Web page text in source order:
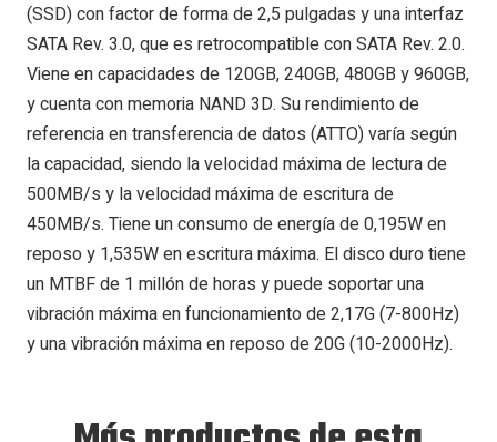
(SSD) con factor de forma de 2,5 pulgadas y una interfaz
SATA Rev. 3.0, que es retrocompatible con SATA Rev. 2.0.
Viene en capacidades de 120GB, 240GB, 480GB y 960GB,
y cuenta con memoria NAND 3D. Su rendimiento de
referencia en transferencia de datos (ATTO) varía según
la capacidad, siendo la velocidad máxima de lectura de
500MB/s y la velocidad máxima de escritura de
450MB/s. Tiene un consumo de energía de 0,195W en
reposo y 1,535W en escritura máxima. El disco duro tiene
un MTBF de 1 millón de horas y puede soportar una
vibración máxima en funcionamiento de 2,17G (7-800Hz)
y una vibración máxima en reposo de 20G (10-2000Hz).